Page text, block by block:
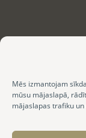
Mēs izmantojam
mūsu mājaslapā,
mājaslapas trafiku